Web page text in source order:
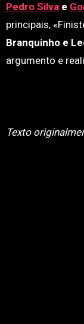
Pedro Silvae
principais,
Branquinho e
argumento e
Texto